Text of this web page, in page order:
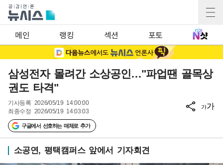
메인 랭킹 섹션 포토
삼성전자 몰려간 소상공인…"파업땐 골목상
권도 타격"
기사등록 2026/05/19 14:00:00
최종수정 2026/05/19 14:03:03
구글에서 선호하는 매체로 추가
가가
소공연, 평택캠퍼스 앞에서 기자회견